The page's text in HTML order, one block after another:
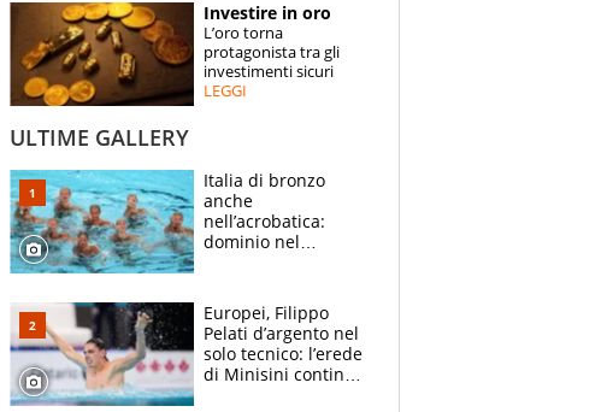
SPECIALI
ESPERTI
Investire in oro
L’oro torna
protagonista tra gli
investimenti sicuri
LEGGI
ULTIME GALLERY
Italia di bronzo
anche
nell’acrobatica:
dominio nel
e compagni
continuare
Europei, Filippo
Pelati d’argento nel
solo tecnico: l’erede
di Minisini continua